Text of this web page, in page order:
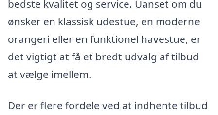
bedste kvalitet og service. Uanset om du
ønsker en klassisk udestue, en moderne
orangeri eller en funktionel havestue, er
det vigtigt at få et bredt udvalg af tilbud
at vælge imellem.
Der er flere fordele ved at indhente tilbud